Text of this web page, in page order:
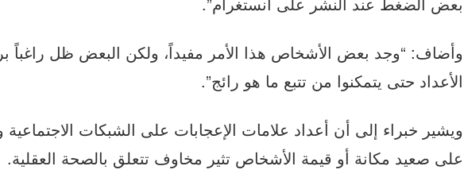
وأضاف: “وجد بعض الأشخاص هذا الأمر مفيداً، ولكن البعض ظل راغباً
الأعداد حتى يتمكنوا من تتبع ما هو رائج”.
ويشير خبراء إلى أن أعداد علامات الإعجابات على الشبكات
على صعيد مكانة أو قيمة الأشخاص تثير مخاوف تتعلق بالصحة العقلية.